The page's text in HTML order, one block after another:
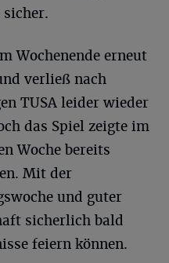
Wochenende erneut
verließ nach
TUSA leider wieder
das Spiel zeigte im
Woche bereits
Mit der
und guter
sicherlich bald
feiern können.